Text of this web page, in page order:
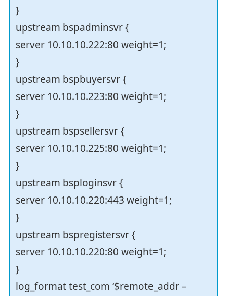
}
upstream bspadminsvr {
server 10.10.10.222:80 weight=1;
}
upstream bspbuyersvr {
server 10.10.10.223:80 weight=1;
}
upstream bspsellersvr {
server 10.10.10.225:80 weight=1;
}
upstream bsploginsvr {
server 10.10.10.220:443 weight=1;
}
upstream bspregistersvr {
server 10.10.10.220:80 weight=1;
}
log_format test_com ‘$remote_addr –